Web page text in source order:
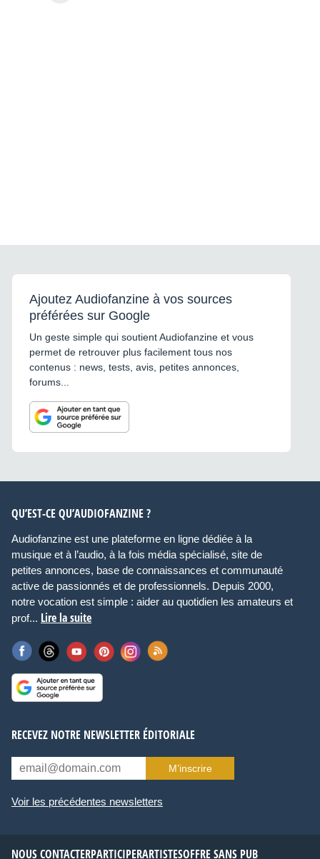
Ajoutez Audiofanzine à vos sources
préférées sur Google
Un geste simple qui soutient Audiofanzine et vous
permet de retrouver plus facilement tous nos
contenus : news, tests, avis, petites annonces,
forums...
QU’EST-CE QU’AUDIOFANZINE ?
Audiofanzine est une plateforme en ligne dédiée à la
musique et à l’audio, à la fois média spécialisé, site de
petites annonces, base de connaissances et communauté
active de passionnés et de professionnels. Depuis 2000,
notre vocation est simple : aider au quotidien les amateurs et
prof... Lire la suite
RECEVEZ NOTRE NEWSLETTER ÉDITORIALE
M’inscrire
Voir les précédentes newsletters
NOUS CONTACTERPARTICIPERARTISTESOFFRE SANS PUB